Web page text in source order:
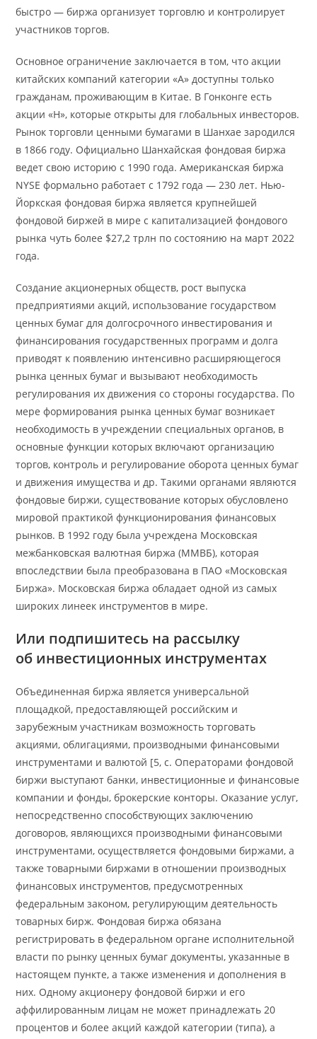
быстро — биржа организует торговлю и контролирует
участников торгов.
Основное ограничение заключается в том, что акции
китайских компаний категории «А» доступны только
гражданам, проживающим в Китае. В Гонконге есть
акции «H», которые открыты для глобальных инвесторов.
Рынок торговли ценными бумагами в Шанхае зародился
в 1866 году. Официально Шанхайская фондовая биржа
ведет свою историю с 1990 года. Американская биржа
NYSE формально работает с 1792 года — 230 лет. Нью-
Йоркская фондовая биржа является крупнейшей
фондовой биржей в мире с капитализацией фондового
рынка чуть более $27,2 трлн по состоянию на март 2022
года.
Создание акционерных обществ, рост выпуска
предприятиями акций, использование государством
ценных бумаг для долгосрочного инвестирования и
финансирования государственных программ и долга
приводят к появлению интенсивно расширяющегося
рынка ценных бумаг и вызывают необходимость
регулирования их движения со стороны государства. По
мере формирования рынка ценных бумаг возникает
необходимость в учреждении специальных органов, в
основные функции которых включают организацию
торгов, контроль и регулирование оборота ценных бумаг
и движения имущества и др. Такими органами являются
фондовые биржи, существование которых обусловлено
мировой практикой функционирования финансовых
рынков. В 1992 году была учреждена Московская
межбанковская валютная биржа (ММВБ), которая
впоследствии была преобразована в ПАО «Московская
Биржа». Московская биржа обладает одной из самых
широких линеек инструментов в мире.
Или подпишитесь на рассылку
об инвестиционных инструментах
Объединенная биржа является универсальной
площадкой, предоставляющей российским и
зарубежным участникам возможность торговать
акциями, облигациями, производными финансовыми
инструментами и валютой [5, с. Операторами фондовой
биржи выступают банки, инвестиционные и финансовые
компании и фонды, брокерские конторы. Оказание услуг,
непосредственно способствующих заключению
договоров, являющихся производными финансовыми
инструментами, осуществляется фондовыми биржами, а
также товарными биржами в отношении производных
финансовых инструментов, предусмотренных
федеральным законом, регулирующим деятельность
товарных бирж. Фондовая биржа обязана
регистрировать в федеральном органе исполнительной
власти по рынку ценных бумаг документы, указанные в
настоящем пункте, а также изменения и дополнения в
них. Одному акционеру фондовой биржи и его
аффилированным лицам не может принадлежать 20
процентов и более акций каждой категории (типа), а